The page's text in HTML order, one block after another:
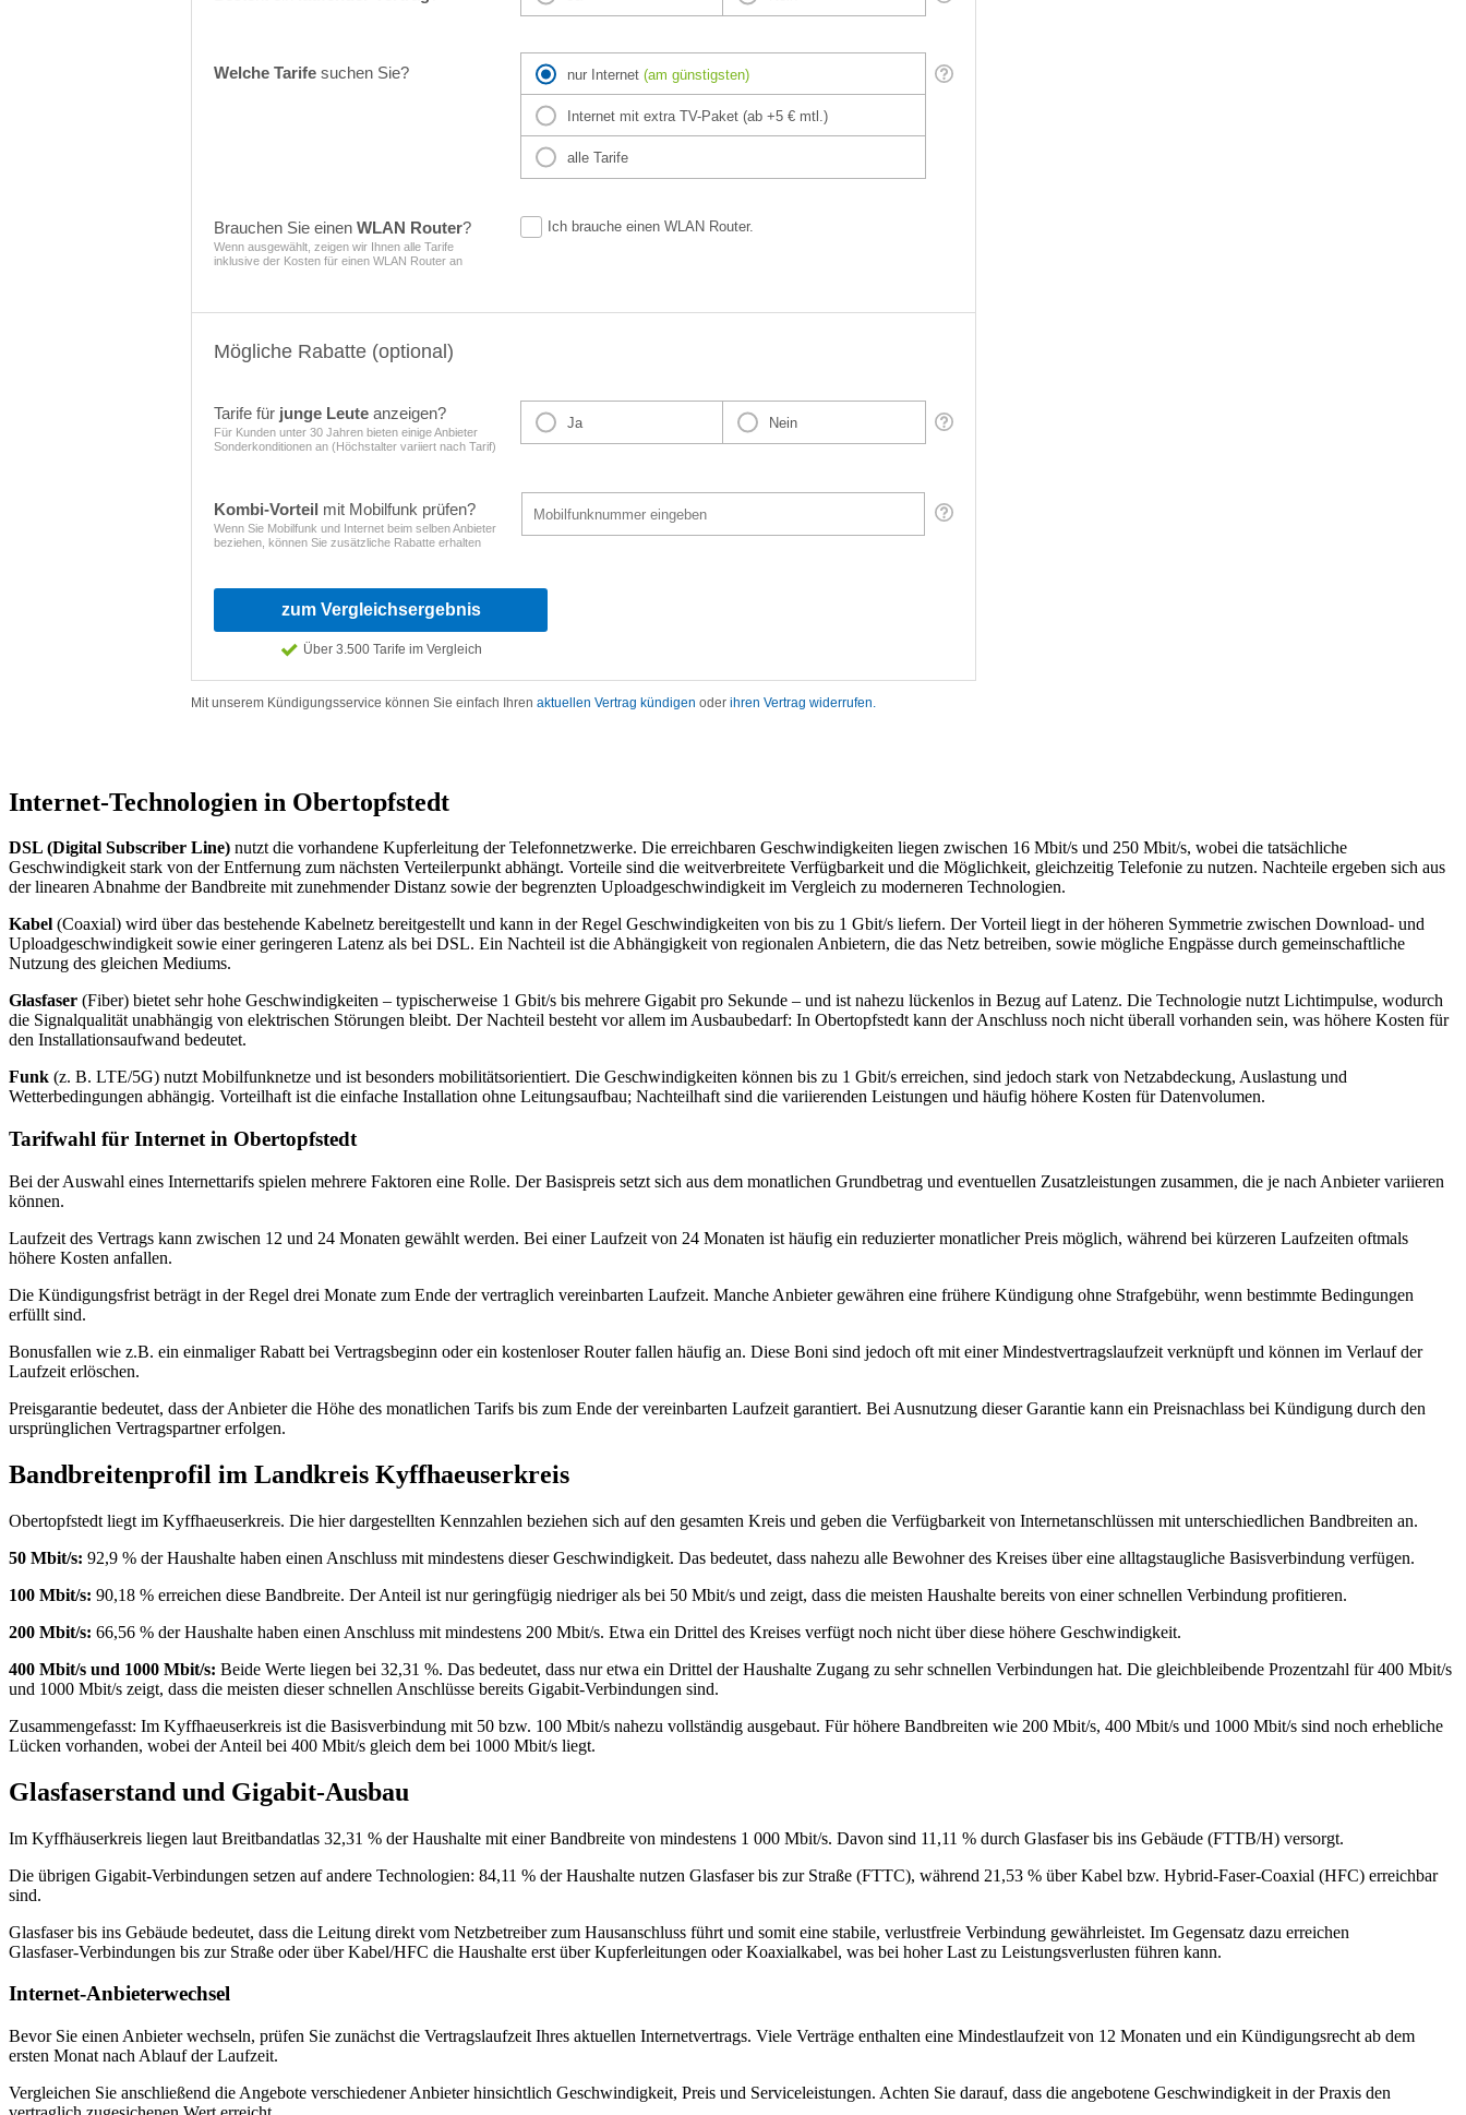
Internet-Technologien in Obertopfstedt
DSL (Digital Subscriber Line) nutzt die vorhandene Kupferleitung der Telefonnetzwerke. Die erreichbaren Geschwindigkeiten liegen zwischen 16 Mbit/s und 250 Mbit/s, wobei die tatsächliche
Geschwindigkeit stark von der Entfernung zum nächsten Verteilerpunkt abhängt. Vorteile sind die weitverbreitete Verfügbarkeit und die Möglichkeit, gleichzeitig Telefonie zu nutzen. Nachteile ergeben sich aus
der linearen Abnahme der Bandbreite mit zunehmender Distanz sowie der begrenzten Uploadgeschwindigkeit im Vergleich zu moderneren Technologien.
Kabel (Coaxial) wird über das bestehende Kabelnetz bereitgestellt und kann in der Regel Geschwindigkeiten von bis zu 1 Gbit/s liefern. Der Vorteil liegt in der höheren Symmetrie zwischen Download- und
Uploadgeschwindigkeit sowie einer geringeren Latenz als bei DSL. Ein Nachteil ist die Abhängigkeit von regionalen Anbietern, die das Netz betreiben, sowie mögliche Engpässe durch gemeinschaftliche
Nutzung des gleichen Mediums.
Glasfaser (Fiber) bietet sehr hohe Geschwindigkeiten – typischerweise 1 Gbit/s bis mehrere Gigabit pro Sekunde – und ist nahezu lückenlos in Bezug auf Latenz. Die Technologie nutzt Lichtimpulse, wodurch
die Signalqualität unabhängig von elektrischen Störungen bleibt. Der Nachteil besteht vor allem im Ausbaubedarf: In Obertopfstedt kann der Anschluss noch nicht überall vorhanden sein, was höhere Kosten für
den Installationsaufwand bedeutet.
Funk (z. B. LTE/5G) nutzt Mobilfunknetze und ist besonders mobilitätsorientiert. Die Geschwindigkeiten können bis zu 1 Gbit/s erreichen, sind jedoch stark von Netzabdeckung, Auslastung und
Wetterbedingungen abhängig. Vorteilhaft ist die einfache Installation ohne Leitungsaufbau; Nachteilhaft sind die variierenden Leistungen und häufig höhere Kosten für Datenvolumen.
Tarifwahl für Internet in Obertopfstedt
Bei der Auswahl eines Internettarifs spielen mehrere Faktoren eine Rolle. Der Basispreis setzt sich aus dem monatlichen Grundbetrag und eventuellen Zusatzleistungen zusammen, die je nach Anbieter variieren
können.
Laufzeit des Vertrags kann zwischen 12 und 24 Monaten gewählt werden. Bei einer Laufzeit von 24 Monaten ist häufig ein reduzierter monatlicher Preis möglich, während bei kürzeren Laufzeiten oftmals
höhere Kosten anfallen.
Die Kündigungsfrist beträgt in der Regel drei Monate zum Ende der vertraglich vereinbarten Laufzeit. Manche Anbieter gewähren eine frühere Kündigung ohne Strafgebühr, wenn bestimmte Bedingungen
erfüllt sind.
Bonusfallen wie z.B. ein einmaliger Rabatt bei Vertragsbeginn oder ein kostenloser Router fallen häufig an. Diese Boni sind jedoch oft mit einer Mindestvertragslaufzeit verknüpft und können im Verlauf der
Laufzeit erlöschen.
Preisgarantie bedeutet, dass der Anbieter die Höhe des monatlichen Tarifs bis zum Ende der vereinbarten Laufzeit garantiert. Bei Ausnutzung dieser Garantie kann ein Preisnachlass bei Kündigung durch den
ursprünglichen Vertragspartner erfolgen.
Bandbreitenprofil im Landkreis Kyffhaeuserkreis
Obertopfstedt liegt im Kyffhaeuserkreis. Die hier dargestellten Kennzahlen beziehen sich auf den gesamten Kreis und geben die Verfügbarkeit von Internetanschlüssen mit unterschiedlichen Bandbreiten an.
50 Mbit/s: 92,9 % der Haushalte haben einen Anschluss mit mindestens dieser Geschwindigkeit. Das bedeutet, dass nahezu alle Bewohner des Kreises über eine alltagstaugliche Basisverbindung verfügen.
100 Mbit/s: 90,18 % erreichen diese Bandbreite. Der Anteil ist nur geringfügig niedriger als bei 50 Mbit/s und zeigt, dass die meisten Haushalte bereits von einer schnellen Verbindung profitieren.
200 Mbit/s: 66,56 % der Haushalte haben einen Anschluss mit mindestens 200 Mbit/s. Etwa ein Drittel des Kreises verfügt noch nicht über diese höhere Geschwindigkeit.
400 Mbit/s und 1000 Mbit/s: Beide Werte liegen bei 32,31 %. Das bedeutet, dass nur etwa ein Drittel der Haushalte Zugang zu sehr schnellen Verbindungen hat. Die gleichbleibende Prozentzahl für 400 Mbit/s
und 1000 Mbit/s zeigt, dass die meisten dieser schnellen Anschlüsse bereits Gigabit‑Verbindungen sind.
Zusammengefasst: Im Kyffhaeuserkreis ist die Basisverbindung mit 50 bzw. 100 Mbit/s nahezu vollständig ausgebaut. Für höhere Bandbreiten wie 200 Mbit/s, 400 Mbit/s und 1000 Mbit/s sind noch erhebliche
Lücken vorhanden, wobei der Anteil bei 400 Mbit/s gleich dem bei 1000 Mbit/s liegt.
Glasfaserstand und Gigabit-Ausbau
Im Kyffhäuserkreis liegen laut Breitbandatlas 32,31 % der Haushalte mit einer Bandbreite von mindestens 1 000 Mbit/s. Davon sind 11,11 % durch Glasfaser bis ins Gebäude (FTTB/H) versorgt.
Die übrigen Gigabit‑Verbindungen setzen auf andere Technologien: 84,11 % der Haushalte nutzen Glasfaser bis zur Straße (FTTC), während 21,53 % über Kabel bzw. Hybrid‑Faser‑Coaxial (HFC) erreichbar
sind.
Glasfaser bis ins Gebäude bedeutet, dass die Leitung direkt vom Netzbetreiber zum Hausanschluss führt und somit eine stabile, verlustfreie Verbindung gewährleistet. Im Gegensatz dazu erreichen
Glasfaser‑Verbindungen bis zur Straße oder über Kabel/HFC die Haushalte erst über Kupferleitungen oder Koaxialkabel, was bei hoher Last zu Leistungsverlusten führen kann.
Internet-Anbieterwechsel
Bevor Sie einen Anbieter wechseln, prüfen Sie zunächst die Vertragslaufzeit Ihres aktuellen Internetvertrags. Viele Verträge enthalten eine Mindestlaufzeit von 12 Monaten und ein Kündigungsrecht ab dem
ersten Monat nach Ablauf der Laufzeit.
Vergleichen Sie anschließend die Angebote verschiedener Anbieter hinsichtlich Geschwindigkeit, Preis und Serviceleistungen. Achten Sie darauf, dass die angebotene Geschwindigkeit in der Praxis den